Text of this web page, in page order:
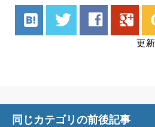
hatenabookmark twitter facebook google
更
同じカテゴリの前後記事